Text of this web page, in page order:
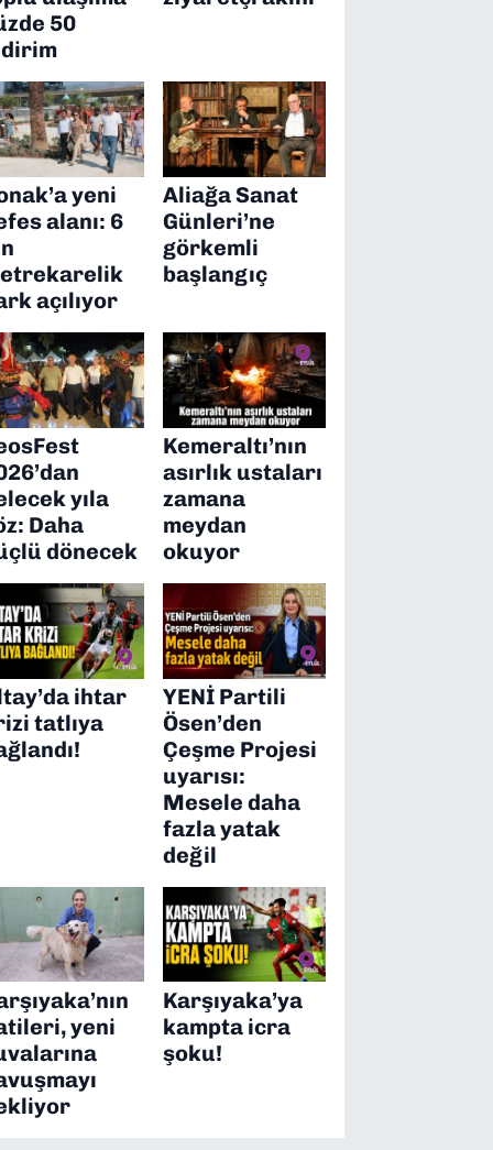
50
yeni
alanı: 6
açılıyor
Aliağa Sanat
Günleri’ne
görkemli
başlangıç
yıla
Daha
dönecek
Kemeraltı’nın
asırlık ustaları
zamana
meydan
okuyor
ihtar
tatlıya
YENİ Partili
Ösen’den
Çeşme Projesi
uyarısı:
Mesele daha
fazla yatak
değil
yeni
Karşıyaka’ya
kampta icra
şoku!